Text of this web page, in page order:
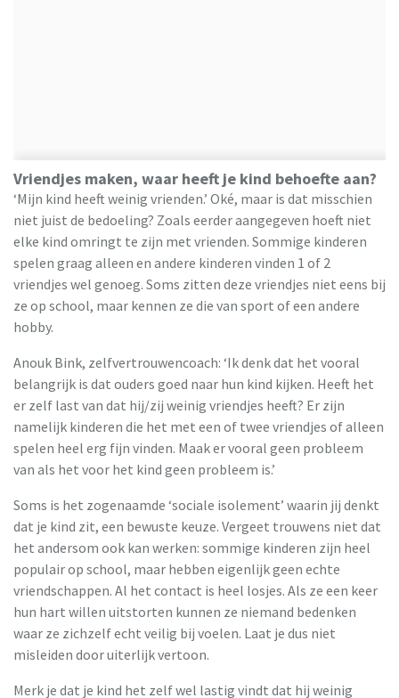
Vriendjes maken, waar heeft je kind behoefte aan?
‘Mijn kind heeft weinig vrienden.’ Oké, maar is dat misschien
niet juist de bedoeling? Zoals eerder aangegeven hoeft niet
elke kind omringt te zijn met vrienden. Sommige kinderen
spelen graag alleen en andere kinderen vinden 1 of 2
vriendjes wel genoeg. Soms zitten deze vriendjes niet eens bij
ze op school, maar kennen ze die van sport of een andere
hobby.
Anouk Bink, zelfvertrouwencoach: ‘Ik denk dat het vooral
belangrijk is dat ouders goed naar hun kind kijken. Heeft het
er zelf last van dat hij/zij weinig vriendjes heeft? Er zijn
namelijk kinderen die het met een of twee vriendjes of alleen
spelen heel erg fijn vinden. Maak er vooral geen probleem
van als het voor het kind geen probleem is.’
Soms is het zogenaamde ‘sociale isolement’ waarin jij denkt
dat je kind zit, een bewuste keuze. Vergeet trouwens niet dat
het andersom ook kan werken: sommige kinderen zijn heel
populair op school, maar hebben eigenlijk geen echte
vriendschappen. Al het contact is heel losjes. Als ze een keer
hun hart willen uitstorten kunnen ze niemand bedenken
waar ze zichzelf echt veilig bij voelen. Laat je dus niet
misleiden door uiterlijk vertoon.
Merk je dat je kind het zelf wel lastig vindt dat hij weinig